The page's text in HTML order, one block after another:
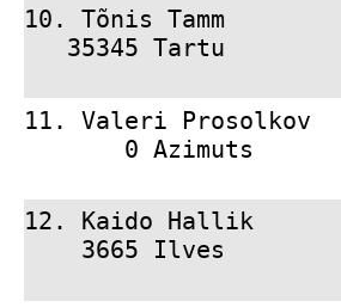
10. Tõnis Tamm
35345 Tartu
11. Valeri Prosolkov
0 Azimuts
12. Kaido Hallik
3665 Ilves